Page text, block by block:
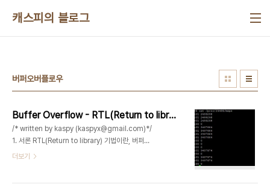
캐스피의 블로그
버퍼오버플로우
Buffer Overflow - RTL(Return to library) 기법
/* written by kaspy (kaspyx@gmail.com)*/
1. 서론 RTL(Return to library) 기법이란, 버퍼오
버플로우(Buffer Overflow, 이하 BOF) 취약점이
더보기